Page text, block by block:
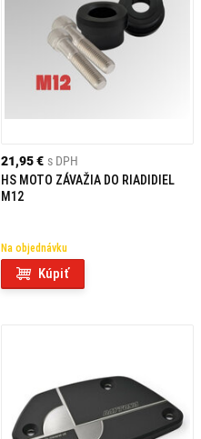
21,95 € s DPH
HS MOTO ZÁVAŽIA DO RIADIDIEL
M12
Na objednávku
Kúpiť